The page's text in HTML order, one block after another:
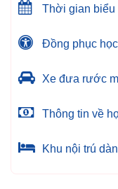
Thời gian biểu
Đồng phục
Xe đưa rước
Thông tin về
Khu nội trú